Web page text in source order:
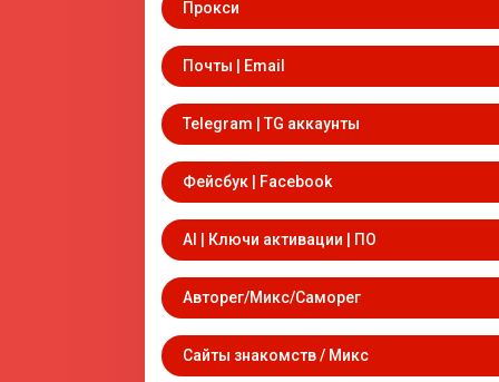
Прокси
Почты | Email
Telegram | TG аккаунты
Фейсбук | Facebook
AI | Ключи активации | ПО
Авторег/Микс/Саморег
Сайты знакомств / Микс